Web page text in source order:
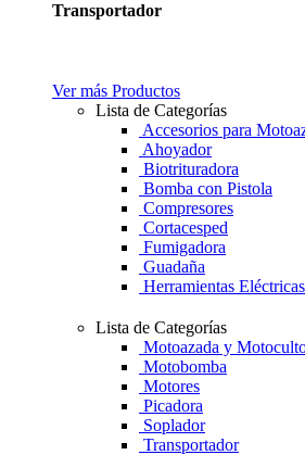
Transportador
Ver más Productos
Lista de Categorías
Accesorios para
Ahoyador
Biotrituradora
Bomba con Pistola
Compresores
Cortacesped
Fumigadora
Guadaña
Herramientas
Lista de Categorías
Motoazada y
Motobomba
Motores
Picadora
Soplador
Transportador